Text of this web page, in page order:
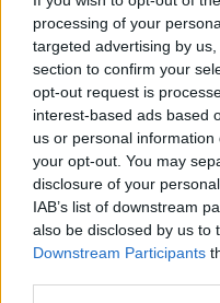
processing of your
targeted advertising by
section to confirm your
opt-out request is
interest-based ads based
us or personal
your opt-out. You may
disclosure of your
IAB’s list of downstream
also be disclosed by us to
Downstream Participants
Läs
tillbaka både till den
den som lånar ut sin
Peter Bergh är också
med frivilliga.
– Man måste veta